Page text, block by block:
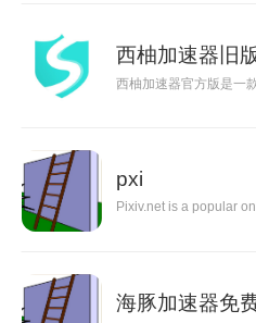
西柚加速器旧
西柚加速器官方版是一
pxi
Pixiv.net is a popular
海豚加速器免